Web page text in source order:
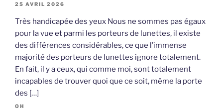
25 AVRIL 2026
Très handicapée des yeux Nous ne sommes pas égaux
pour la vue et parmi les porteurs de lunettes, il existe
des différences considérables, ce que l’immense
majorité des porteurs de lunettes ignore totalement.
En fait, il y a ceux, qui comme moi, sont totalement
incapables de trouver quoi que ce soit, même la porte
des […]
OH